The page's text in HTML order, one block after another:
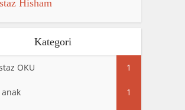
Hisham
Kategori
OKU 1
1